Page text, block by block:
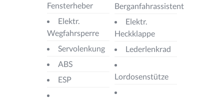
Fensterheber
Elektr.
Wegfahrsperre
Servolenkung
ABS
ESP
Berganfahrassistent
Elektr.
Heckklappe
Lederlenkrad
Lordosenstütze